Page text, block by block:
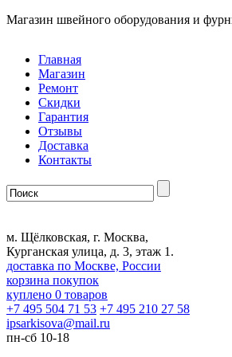
Магазин швейного оборудования и
Главная
Магазин
Ремонт
Скидки
Гарантия
Отзывы
Доставка
Контакты
м. Щёлковская, г. Москва,
Курганская улица, д. 3, этаж 1.
доставка по Москве, России
корзина покупок
куплено 0 товаров
+7 495 504 71 53 +7 495 210 27 58
ipsarkisova@mail.ru
пн-сб 10-18